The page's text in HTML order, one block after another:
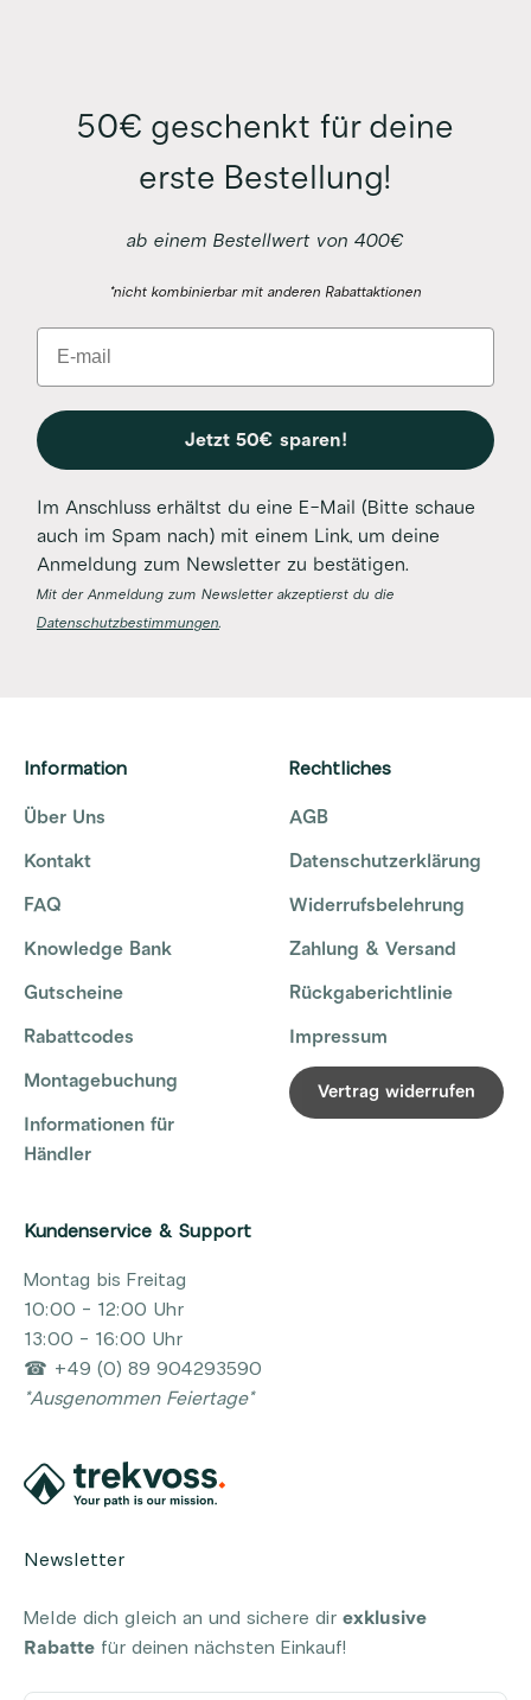
50€ geschenkt für deine
erste Bestellung!
ab einem Bestellwert von 400€
*nicht kombinierbar mit anderen Rabattaktionen
Email
Jetzt 50€ sparen!
Im Anschluss erhältst du eine E-Mail (Bitte schaue
auch im Spam nach) mit einem Link, um deine
Anmeldung zum Newsletter zu bestätigen.
Mit der Anmeldung zum Newsletter akzeptierst du die
Datenschutzbestimmungen.
Information
Über Uns
Kontakt
FAQ
Knowledge Bank
Gutscheine
Rabattcodes
Montagebuchung
Informationen für
Händler
Rechtliches
AGB
Datenschutzerklärung
Widerrufsbelehrung
Zahlung & Versand
Rückgaberichtlinie
Impressum
Vertrag widerrufen
Kundenservice & Support
Montag bis Freitag
10:00 - 12:00 Uhr
13:00 - 16:00 Uhr
☎ +49 (0) 89 904293590
*Ausgenommen Feiertage*
Newsletter
Melde dich gleich an und sichere dir exklusive
Rabatte für deinen nächsten Einkauf!